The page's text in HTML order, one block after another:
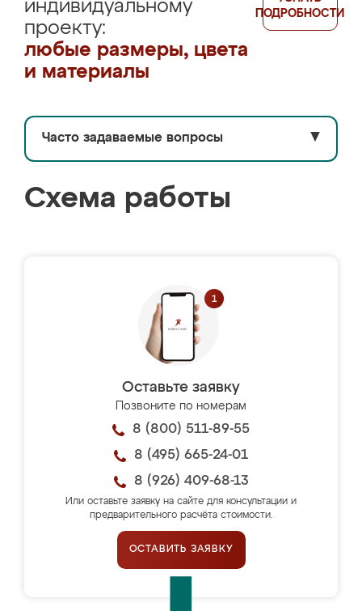
индивидуальному
проекту:
любые размеры, цвета
и материалы
ПОДРОБНОСТИ
Часто задаваемые вопросы ▼
Схема работы
Оставьте заявку
Позвоните по номерам
8 (800) 511-89-55
8 (495) 665-24-01
8 (926) 409-68-13
Или оставьте заявку на сайте для консультации и
предварительного расчёта стоимости.
ОСТАВИТЬ ЗАЯВКУ